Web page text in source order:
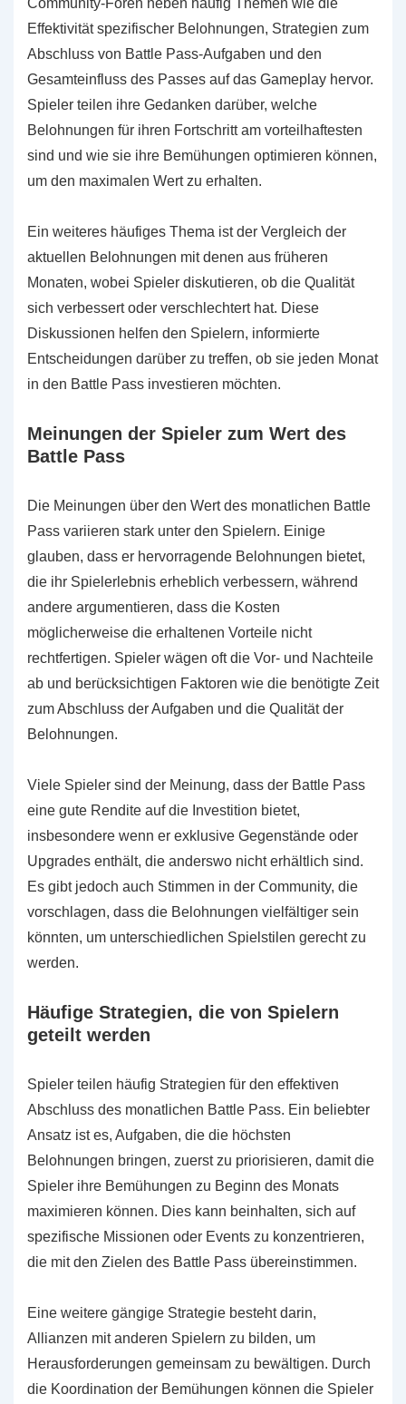
Effektivität spezifischer Belohnungen, Strategien zum
Abschluss von Battle Pass-Aufgaben und den
Gesamteinfluss des Passes auf das Gameplay hervor.
Spieler teilen ihre Gedanken darüber, welche
Belohnungen für ihren Fortschritt am vorteilhaftesten
sind und wie sie ihre Bemühungen optimieren können,
um den maximalen Wert zu erhalten.
Ein weiteres häufiges Thema ist der Vergleich der
aktuellen Belohnungen mit denen aus früheren
Monaten, wobei Spieler diskutieren, ob die Qualität
sich verbessert oder verschlechtert hat. Diese
Diskussionen helfen den Spielern, informierte
Entscheidungen darüber zu treffen, ob sie jeden Monat
in den Battle Pass investieren möchten.
Meinungen der Spieler zum Wert des
Battle Pass
Die Meinungen über den Wert des monatlichen Battle
Pass variieren stark unter den Spielern. Einige
glauben, dass er hervorragende Belohnungen bietet,
die ihr Spielerlebnis erheblich verbessern, während
andere argumentieren, dass die Kosten
möglicherweise die erhaltenen Vorteile nicht
rechtfertigen. Spieler wägen oft die Vor- und Nachteile
ab und berücksichtigen Faktoren wie die benötigte Zeit
zum Abschluss der Aufgaben und die Qualität der
Belohnungen.
Viele Spieler sind der Meinung, dass der Battle Pass
eine gute Rendite auf die Investition bietet,
insbesondere wenn er exklusive Gegenstände oder
Upgrades enthält, die anderswo nicht erhältlich sind.
Es gibt jedoch auch Stimmen in der Community, die
vorschlagen, dass die Belohnungen vielfältiger sein
könnten, um unterschiedlichen Spielstilen gerecht zu
werden.
Häufige Strategien, die von Spielern
geteilt werden
Spieler teilen häufig Strategien für den effektiven
Abschluss des monatlichen Battle Pass. Ein beliebter
Ansatz ist es, Aufgaben, die die höchsten
Belohnungen bringen, zuerst zu priorisieren, damit die
Spieler ihre Bemühungen zu Beginn des Monats
maximieren können. Dies kann beinhalten, sich auf
spezifische Missionen oder Events zu konzentrieren,
die mit den Zielen des Battle Pass übereinstimmen.
Eine weitere gängige Strategie besteht darin,
Allianzen mit anderen Spielern zu bilden, um
Herausforderungen gemeinsam zu bewältigen. Durch
die Koordination der Bemühungen können die Spieler